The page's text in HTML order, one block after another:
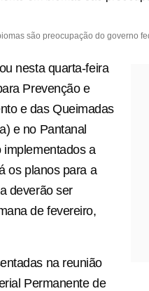
são preocupação do governo
nesta quarta-feira
Prevenção e
e das Queimadas
e no Pantanal
implementados a
os planos para a
deverão ser
de fevereiro,
na reunião
Permanente de